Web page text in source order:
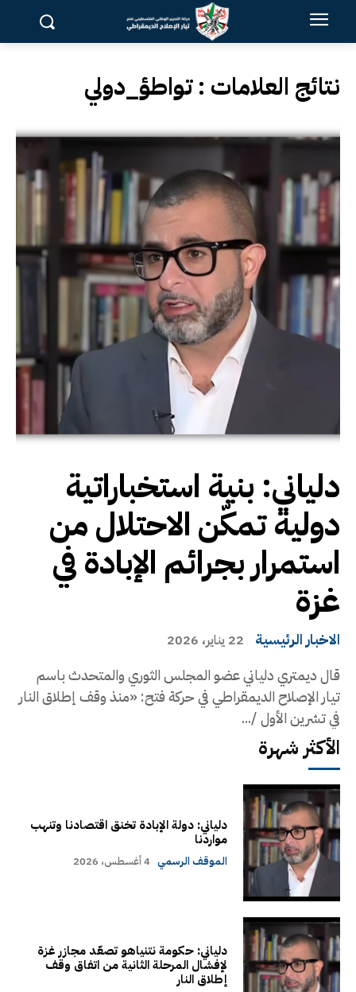
نتائج العلامات :تواطؤ_دولي
دلياني: بنية استخباراتية
دولية تمكّن الاحتلال من
استمرار بجرائم الإبادة في
غزة
الاخبار الرئيسية 22 يناير، 2026
قال ديمتري دلياني عضو المجلس الثوري والمتحدث باسم
تيار الإصلاح الديمقراطي في حركة فتح: «منذ وقف إطلاق النار
في تشرين الأول /...
الأكثر شهرة
دلياني: دولة الإبادة تخنق اقتصادنا وتنهب
مواردنا
الموقف الرسمي 4 أغسطس، 2026
دلياني: حكومة نتنياهو تصعّد مجازر غزة
لإفشال المرحلة الثانية من اتفاق وقف
إطلاق النار